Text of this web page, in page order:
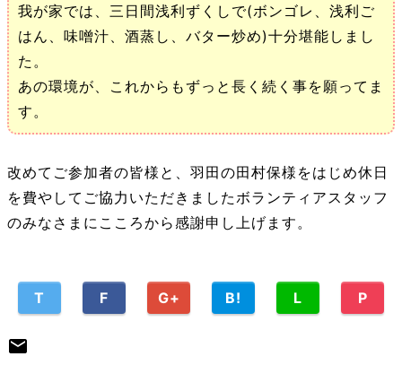
我が家では、三日間浅利ずくしで(ボンゴレ、浅利ご
はん、味噌汁、酒蒸し、バター炒め)十分堪能しまし
た。
あの環境が、これからもずっと長く続く事を願ってま
す。
改めてご参加者の皆様と、羽田の田村保様をはじめ休日
を費やしてご協力いただきましたボランティアスタッフ
のみなさまにこころから感謝申し上げます。
T F G+ B! L P